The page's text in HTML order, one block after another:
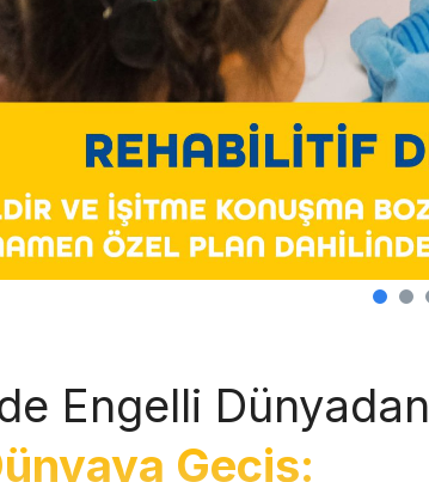
Engelli Dünyadan
Geçiş: